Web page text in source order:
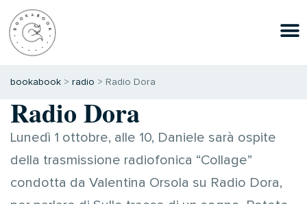
bookabook > radio > Radio Dora
Radio Dora
Lunedì 1 ottobre, alle 10, Daniele sarà ospite
della trasmissione radiofonica “Collage”
condotta da Valentina Orsola su Radio Dora,